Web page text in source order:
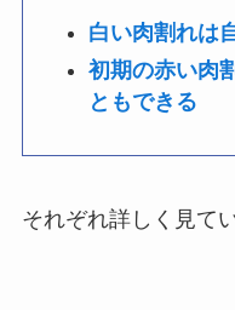
白い肉割れは
初期の赤い肉
ともできる
それぞれ詳しく見て